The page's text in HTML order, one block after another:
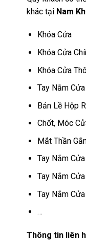
khác tại Nam
Khóa Cửa
Khóa Cửa
Khóa Cửa
Tay Nắm
Bản Lề Hộp
Chốt, Móc
Mắt Thần
Tay Nắm
Tay Nắm
Tay Nắm
…
Thông tin liên